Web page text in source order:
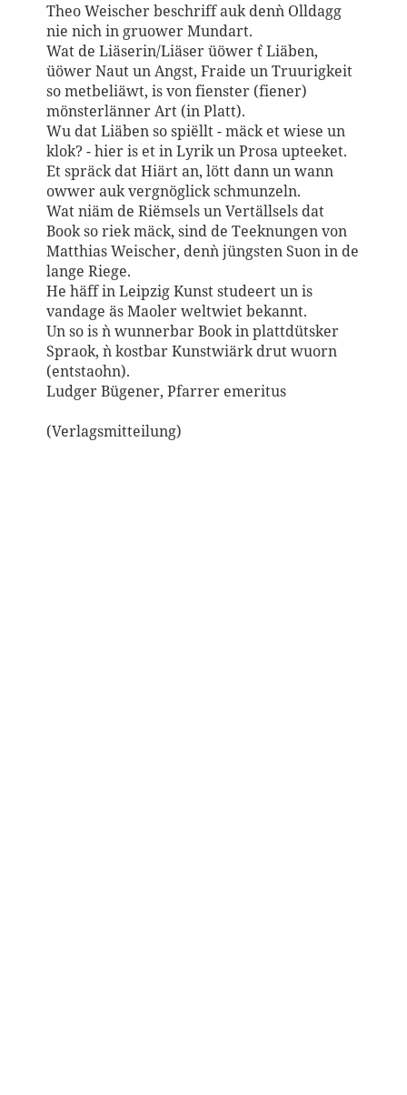
Theo Weischer beschriff auk den`n Olldagg
nie nich in gruower Mundart.
Wat de Liäserin/Liäser üöwer `t Liäben,
üöwer Naut un Angst, Fraide un Truurigkeit
so metbeliäwt, is von fienster (fiener)
mönsterlänner Art (in Platt).
Wu dat Liäben so spiëllt - mäck et wiese un
klok? - hier is et in Lyrik un Prosa upteeket.
Et spräck dat Hiärt an, lött dann un wann
owwer auk vergnöglick schmunzeln.
Wat niäm de Riëmsels un Vertällsels dat
Book so riek mäck, sind de Teeknungen von
Matthias Weischer, den`n jüngsten Suon in de
lange Riege.
He häff in Leipzig Kunst studeert un is
vandage äs Maoler weltwiet bekannt.
Un so is `n wunnerbar Book in plattdütsker
Spraok, `n kostbar Kunstwiärk drut wuorn
(entstaohn).
Ludger Bügener, Pfarrer emeritus
(Verlagsmitteilung)